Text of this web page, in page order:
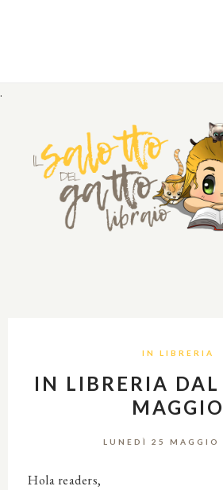
.
IN LIBRERIA
IN LIBRERIA
MAGGIO
LUNEDÌ 25 MAGGIO
Hola readers,